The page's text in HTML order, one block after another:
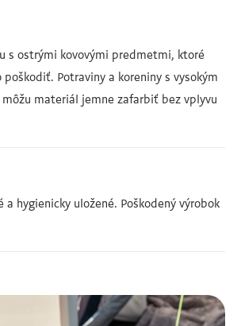
s ostrými kovovými predmetmi, ktoré
poškodiť. Potraviny a koreniny s vysokým
materiál jemne zafarbiť bez vplyvu
a hygienicky uložené. Poškodený výrobok